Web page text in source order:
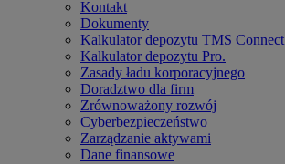
Kontakt
Dokumenty
Kalkulator depozytu TMS Connect
Kalkulator depozytu Pro.
Zasady ładu korporacyjnego
Doradztwo dla firm
Zrównoważony rozwój
Cyberbezpieczeństwo
Zarządzanie aktywami
Dane finansowe